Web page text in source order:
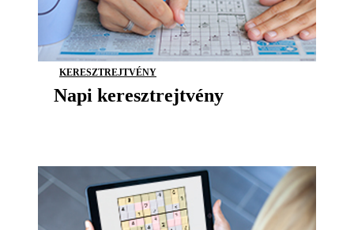
KERESZTREJTVÉNY
Napi keresztrejtvény